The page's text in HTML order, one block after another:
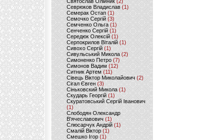
Севрюков Владислав (1)
Семерак Остап (1)
Семочко Сергій (3)
Семченко Ольга (1)
Сенченко Сергій(1)
Середюк Олексій(1)
Серпокрилов Віталій(1)
Сивохо Сергій(1)
Сивульський Микола(2)
Симоненко Петро(7)
Симонов Вадим (12)
Ситник Артем(11)
Сівець Віктор Миколайович(2)
Сігал Євген (3)
Сіньковский Микола(1)
Скударь Георгій (1)
Скуратовський Сергій Іванович
(1)
Слободян Олександр
В'ячеславович(1)
Слюсарчук Андрій(1)
Смалій Віктор (1)
Смешко Ігор (1)